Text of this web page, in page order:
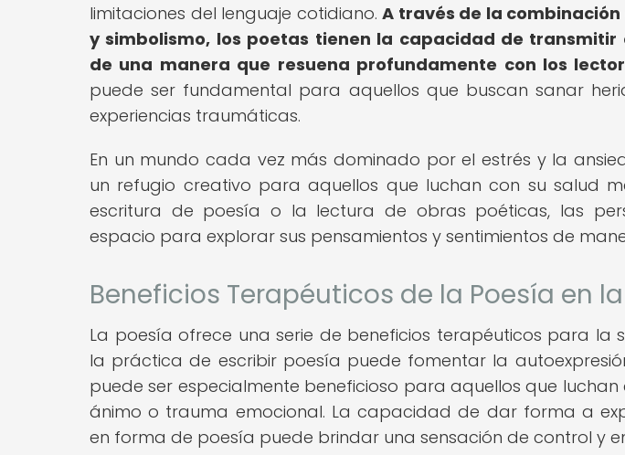
limitaciones del lenguaje cotidiano.A través de la
y simbolismo, los poetas tienen la capacidad de transmitir
de una manera que resuena profundamente con los
puede ser fundamental para aquellos que buscan sanar
experiencias traumáticas.
En un mundo cada vez más dominado por el estrés y la
un refugio creativo para aquellos que luchan con su salud
escritura de poesía o la lectura de obras poéticas, las
espacio para explorar sus pensamientos y sentimientos de
Beneficios Terapéuticos de la Poesía en
La poesía ofrece una serie de beneficios terapéuticos para la
la práctica de escribir poesía puede fomentar la
puede ser especialmente beneficioso para aquellos que
ánimo o trauma emocional. La capacidad de dar forma a
en forma de poesía puede brindar una sensación de control y